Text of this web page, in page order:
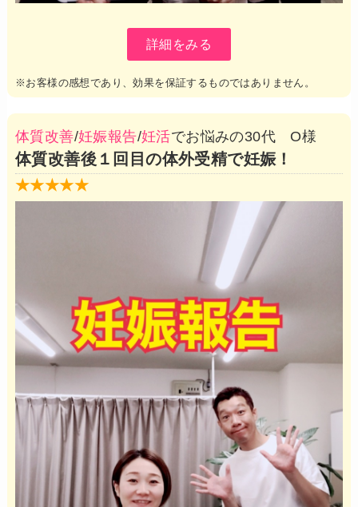
詳細をみる
※お客様の感想であり、効果を保証するものではありません。
体質改善/妊娠報告/妊活でお悩みの30代 O様
体質改善後１回目の体外受精で妊娠！
★★★★★